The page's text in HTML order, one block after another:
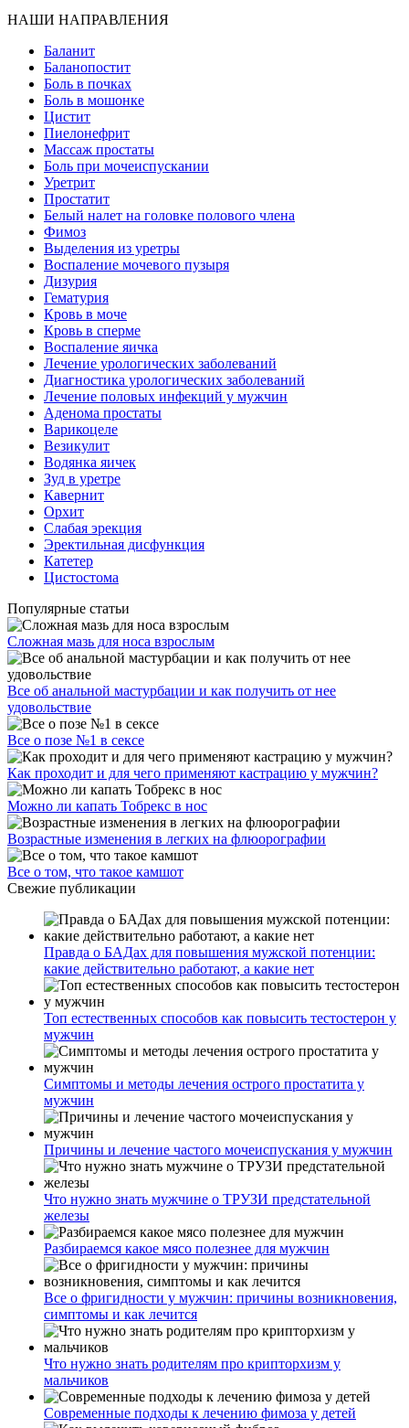
НАШИ НАПРАВЛЕНИЯ
Баланит
Баланопостит
Боль в почках
Боль в мошонке
Цистит
Пиелонефрит
Массаж простаты
Боль при мочеиспускании
Уретрит
Простатит
Белый налет на головке полового члена
Фимоз
Выделения из уретры
Воспаление мочевого пузыря
Дизурия
Гематурия
Кровь в моче
Кровь в сперме
Воспаление яичка
Лечение урологических заболеваний
Диагностика урологических заболеваний
Лечение половых инфекций у мужчин
Аденома простаты
Варикоцеле
Везикулит
Водянка яичек
Зуд в уретре
Кавернит
Орхит
Слабая эрекция
Эректильная дисфункция
Катетер
Цистостома
Популярные статьи
Сложная мазь для носа взрослым
Все об анальной мастурбации и как получить от нее
удовольствие
Все о позе №1 в сексе
Как проходит и для чего применяют кастрацию у мужчин?
Можно ли капать Тобрекс в нос
Возрастные изменения в легких на флюорографии
Все о том, что такое камшот
Свежие публикации
Правда о БАДах для повышения мужской потенции:
какие действительно работают, а какие нет
Топ естественных способов как повысить тестостерон у
мужчин
Симптомы и методы лечения острого простатита у
мужчин
Причины и лечение частого мочеиспускания у мужчин
Что нужно знать мужчине о ТРУЗИ предстательной
железы
Разбираемся какое мясо полезнее для мужчин
Все о фригидности у мужчин: причины возникновения,
симптомы и как лечится
Что нужно знать родителям про крипторхизм у
мальчиков
Современные подходы к лечению фимоза у детей